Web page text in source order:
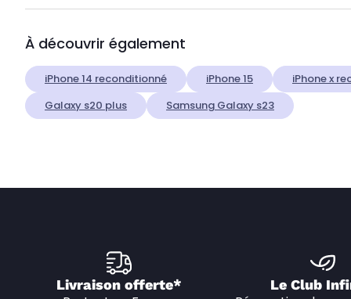
À découvrir également
iPhone 14 reconditionné iPhone 15
iPhone x
Galaxy s20 plus
Samsung Galaxy s23
Livraison offerte* Le Club